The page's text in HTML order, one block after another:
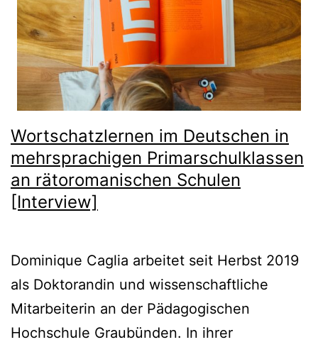
Wortschatzlernen im Deutschen in
mehrsprachigen Primarschulklassen
an rätoromanischen Schulen
[Interview]
Dominique Caglia arbeitet seit Herbst 2019
als Doktorandin und wissenschaftliche
Mitarbeiterin an der Pädagogischen
Hochschule Graubünden. In ihrer